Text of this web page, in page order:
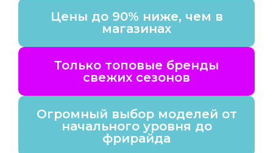
Цены до 90% ниже, чем в
магазинах
Только топовые бренды
свежих сезонов
Огромный выбор моделей от
начального уровня до
фрирайда